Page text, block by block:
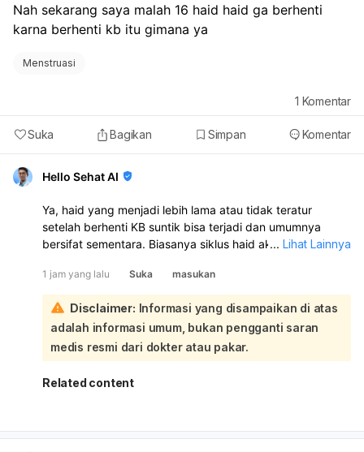
Nah sekarang saya malah 16 haid haid ga berhenti
karna berhenti kb itu gimana ya
Menstruasi
Suka Bagikan Simpan Komentar
1 Komentar
Hello Sehat AI
Ya, haid yang menjadi lebih lama atau tidak teratur
setelah berhenti KB suntik bisa terjadi dan umumnya
bersifat sementara. Biasanya siklus haid akan kembali
Untuk membantu haid lebih lancar, Anda bisa menjaga
berat badan ideal, rutin olahraga, makan bergizi,
mengontrol stres, dan tidur cukup. Bila perlu, periksa ke
dokter untuk memastikan tidak ada penyebab lain seperti
gangguan hormon, PCOS, tiroid, atau miom. Karena Anda
sudah sampai 16 hari haid tidak berhenti, sebaiknya
periksa ke dokter kandungan/penyakit dalam, apalagi
... Lihat Lainnya
1 jam yang lalu Suka masukan
Disclaimer: Informasi yang disampaikan di atas
adalah informasi umum, bukan pengganti saran
medis resmi dari dokter atau pakar.
Related content